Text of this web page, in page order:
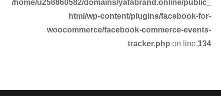
/home/u258860582/domains/yafabrand.online/public_
html/wp-content/plugins/facebook-for-
woocommerce/facebook-commerce-events-
tracker.php on line 134